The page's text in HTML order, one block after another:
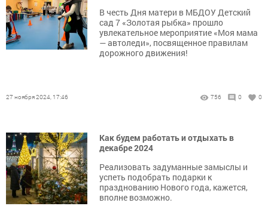
В честь Дня матери в МБДОУ Детский
сад 7 «Золотая рыбка» прошло
увлекательное мероприятие «Моя мама
— автоледи», посвященное правилам
дорожного движения!
27 ноября 2024, 17:46 756 0 0
Как будем работать и отдыхать в
декабре 2024
Реализовать задуманные замыслы и
успеть подобрать подарки к
празднованию Нового года, кажется,
вполне возможно.